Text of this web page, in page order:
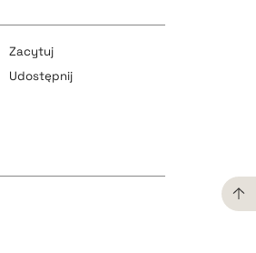
pobierz cytat
pobierz cytat
Zacytuj
Udostępnij